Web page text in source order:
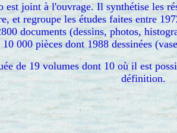
joint à l'ouvrage. Il synthétise les
et regroupe les études faites entre
documents (dessins, photos,
000 pièces dont 1988 dessinées
de 19 volumes dont 10 où il est
définition.